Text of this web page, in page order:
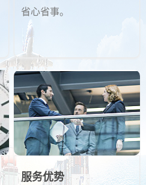
省心省事。
服务优势